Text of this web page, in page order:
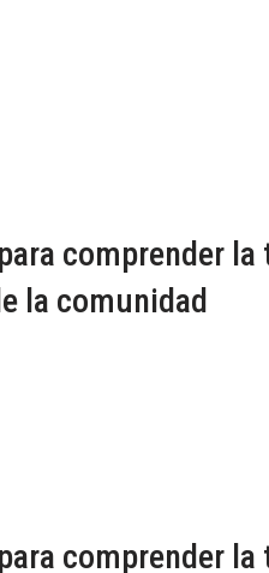
comprender la
la comunidad
comprender la